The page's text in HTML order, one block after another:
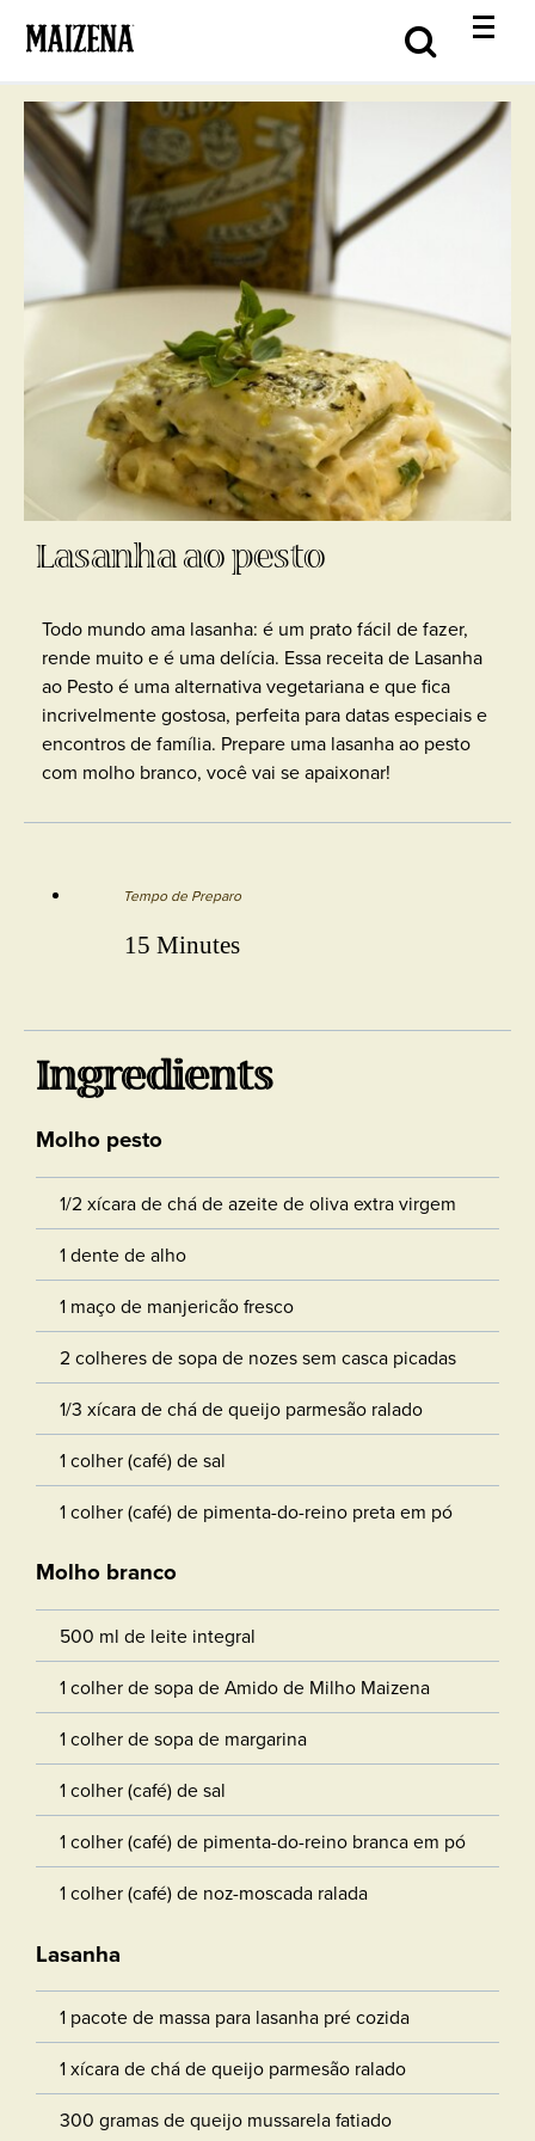
Lasanha ao pesto
Todo mundo ama lasanha: é um prato fácil de fazer,
rende muito e é uma delícia. Essa receita de Lasanha
ao Pesto é uma alternativa vegetariana e que fica
incrivelmente gostosa, perfeita para datas especiais e
encontros de família. Prepare uma lasanha ao pesto
com molho branco, você vai se apaixonar!
Tempo de Preparo
15 Minutes
Ingredients
Molho pesto
1/2 xícara de chá de azeite de oliva extra virgem
1 dente de alho
1 maço de manjericão fresco
2 colheres de sopa de nozes sem casca picadas
1/3 xícara de chá de queijo parmesão ralado
1 colher (café) de sal
1 colher (café) de pimenta-do-reino preta em pó
Molho branco
500 ml de leite integral
1 colher de sopa de Amido de Milho Maizena
1 colher de sopa de margarina
1 colher (café) de sal
1 colher (café) de pimenta-do-reino branca em pó
1 colher (café) de noz-moscada ralada
Lasanha
1 pacote de massa para lasanha pré cozida
1 xícara de chá de queijo parmesão ralado
300 gramas de queijo mussarela fatiado